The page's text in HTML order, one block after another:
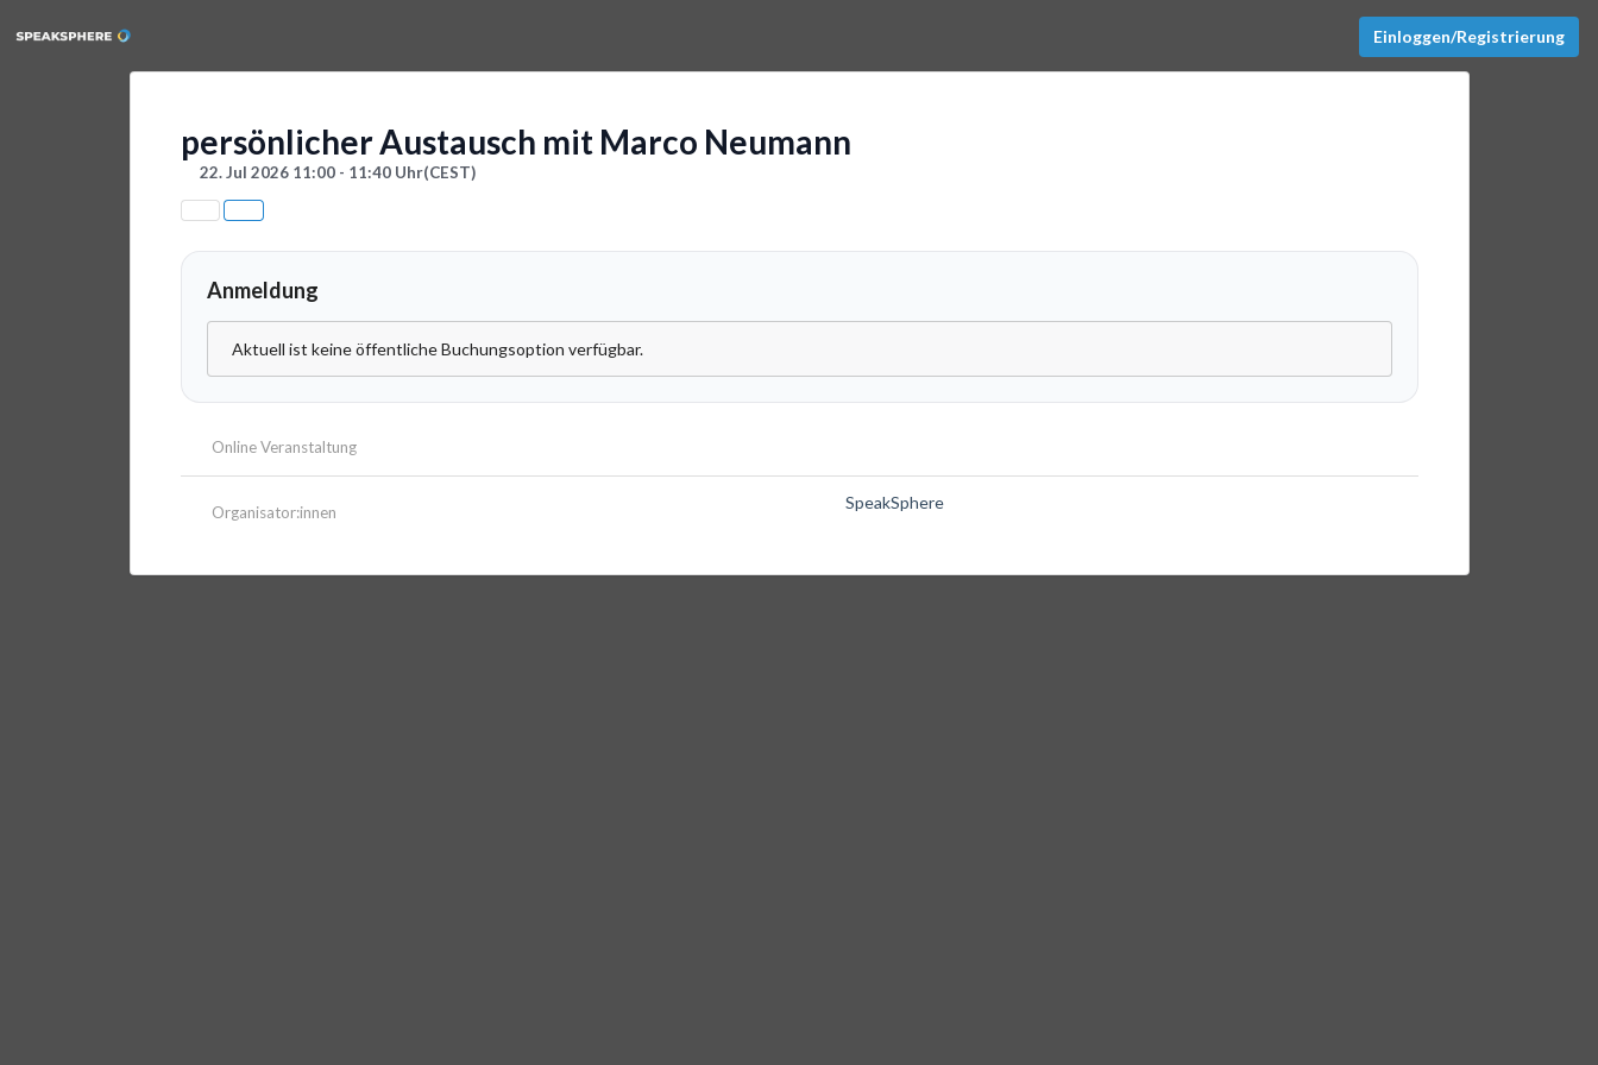
Einloggen/Registrierung
persönlicher Austausch mit Marco Neumann
22. Jul 2026 11:00 - 11:40 Uhr(CEST)
Anmeldung
Aktuell ist keine öffentliche Buchungsoption verfügbar.
Online Veranstaltung
Organisator:innen SpeakSphere